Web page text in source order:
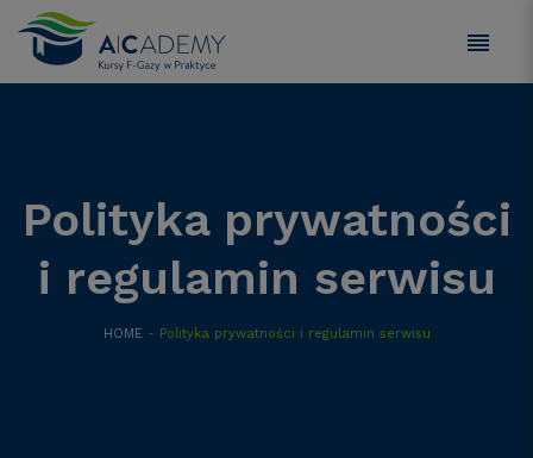
Polityka prywatności
i regulamin serwisu
HOME- Polityka prywatności i regulamin serwisu